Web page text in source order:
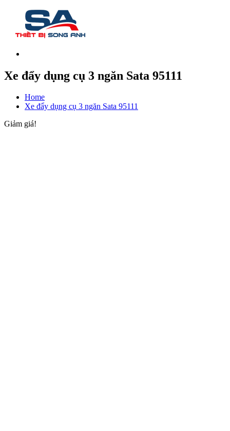
Xe đẩy dụng cụ 3 ngăn Sata 95111
Home
Xe đẩy dụng cụ 3 ngăn Sata 95111
Giảm giá!